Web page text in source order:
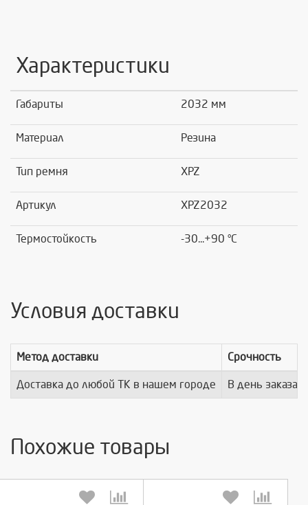
Характеристики
Габариты 2032 мм
Материал Резина
Тип ремня XPZ
Артикул XPZ2032
Термостойкость -30...+90 °C
Условия доставки
Метод доставки Срочность
Доставка до любой ТК в нашем городе В день заказа
Похожие товары